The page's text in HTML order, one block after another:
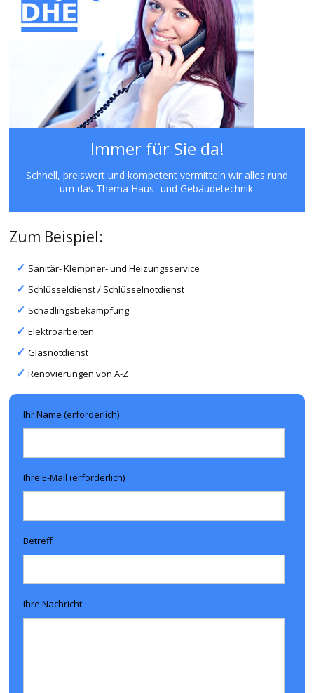
Immer für Sie da!
Schnell, preiswert und kompetent vermitteln wir alles rund
um das Thema Haus- und Gebäudetechnik.
Zum Beispiel:
Sanitär- Klempner- und Heizungsservice
Schlüsseldienst / Schlüsselnotdienst
Schädlingsbekämpfung
Elektroarbeiten
Glasnotdienst
Renovierungen von A-Z
Ihr Name (erforderlich)
Ihre E-Mail (erforderlich)
Betreff
Ihre Nachricht